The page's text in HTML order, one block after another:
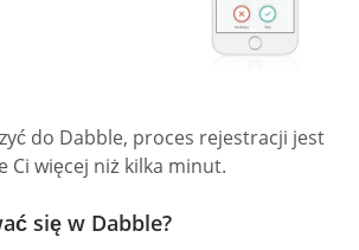
do Dabble, proces rejestracji jest
Ci więcej niż kilka minut.
się w Dabble?